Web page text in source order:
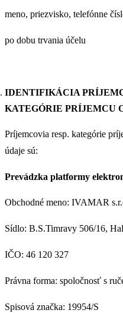
meno, priezvisko, telefónne
po dobu trvania účelu
IDENTIFIKÁCIA
KATEGÓRIE PRÍJEMCU
Príjemcovia resp. kategórie
údaje sú:
Prevádzka platformy
Obchodné meno: IVAMAR
Sídlo: B.S.Timravy 506/16,
IČO: 46 120 327
Právna forma: spoločnosť s
Spisová značka: 19954/S